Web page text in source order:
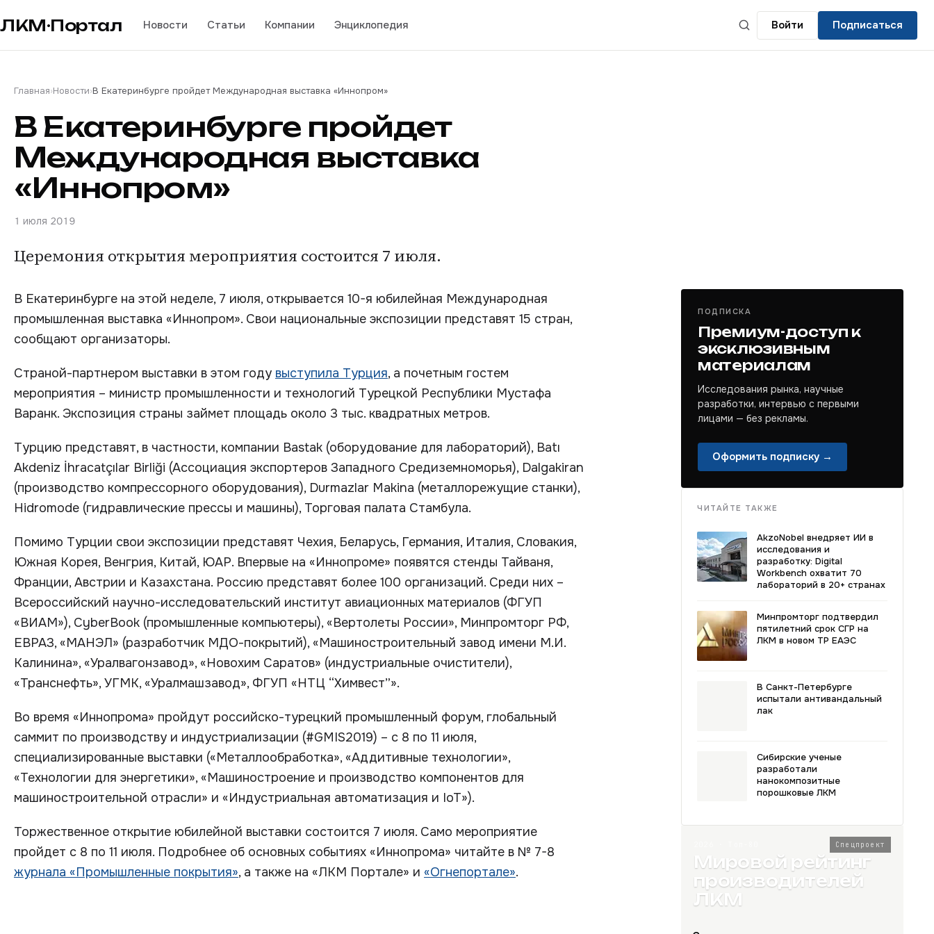
ЛКМ·Портал Новости Статьи Компании Энциклопедия Войти Подписаться
Главная›Новости›В Екатеринбурге пройдет Международная выставка «Иннопром»
В Екатеринбурге пройдет
Международная выставка
«Иннопром»
1 июля 2019
Церемония открытия мероприятия состоится 7 июля.
В Екатеринбурге на этой неделе, 7 июля, открывается 10-я юбилейная Международная
промышленная выставка «Иннопром». Свои национальные экспозиции представят 15 стран,
сообщают организаторы.
Страной-партнером выставки в этом году выступила Турция, а почетным гостем
мероприятия – министр промышленности и технологий Турецкой Республики Мустафа
Варанк. Экспозиция страны займет площадь около 3 тыс. квадратных метров.
Турцию представят, в частности, компании Bastak (оборудование для лабораторий), Batı
Akdeniz İhracatçılar Birliği (Ассоциация экспортеров Западного Средиземноморья), Dalgakiran
(производство компрессорного оборудования), Durmazlar Makina (металлорежущие станки),
Hidromode (гидравлические прессы и машины), Торговая палата Стамбула.
Помимо Турции свои экспозиции представят Чехия, Беларусь, Германия, Италия, Словакия,
Южная Корея, Венгрия, Китай, ЮАР. Впервые на «Иннопроме» появятся стенды Тайваня,
Франции, Австрии и Казахстана. Россию представят более 100 организаций. Среди них –
Всероссийский научно-исследовательский институт авиационных материалов (ФГУП
«ВИАМ»), CyberBook (промышленные компьютеры), «Вертолеты России», Минпромторг РФ,
ЕВРАЗ, «МАНЭЛ» (разработчик МДО-покрытий), «Машиностроительный завод имени М.И.
Калинина», «Уралвагонзавод», «Новохим Саратов» (индустриальные очистители),
«Транснефть», УГМК, «Уралмашзавод», ФГУП «НТЦ “Химвест”».
Во время «Иннопрома» пройдут российско-турецкий промышленный форум, глобальный
саммит по производству и индустриализации (#GMIS2019) – с 8 по 11 июля,
специализированные выставки («Металлообработка», «Аддитивные технологии»,
«Технологии для энергетики», «Машиностроение и производство компонентов для
машиностроительной отрасли» и «Индустриальная автоматизация и IoT»).
Торжественное открытие юбилейной выставки состоится 7 июля. Само мероприятие
пройдет с 8 по 11 июля. Подробнее об основных событиях «Иннопрома» читайте в № 7-8
журнала «Промышленные покрытия», а также на «ЛКМ Портале» и «Огнепортале».
ПОДПИСКА
Премиум-доступ к
эксклюзивным
материалам
Исследования рынка, научные
разработки, интервью с первыми
лицами — без рекламы.
Оформить подписку →
ЧИТАЙТЕ ТАКЖЕ
AkzoNobel внедряет ИИ в
исследования и
разработку: Digital
Workbench охватит 70
лабораторий в 20+ странах
Минпромторг подтвердил
пятилетний срок СГР на
ЛКМ в новом ТР ЕАЭС
В Санкт-Петербурге
испытали антивандальный
лак
Сибирские ученые
разработали
нанокомпозитные
порошковые ЛКМ
Спецпроект
Мировой рейтинг
производителей
ЛКМ